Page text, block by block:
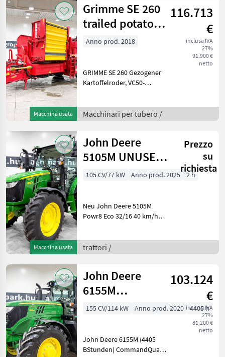
Macchina usata
Grimme SE 260
trailed potato
harvester, C50
116.713
€
inclusa IVA
27%
91.900 €
netto
Anno prod. 2018
GRIMME SE 260 Gezogener
Kartoffelroder, VC50-
Bunker,
Druckluftbremsanlage, 484
Gewicht: 11000 kg
Macchinari per tubero /
Macchina usata
John Deere
5105M UNUSED
Powr8 Eco 32/16
transmissio
Prezzo
su
richiesta
105 CV/77 kW Anno prod. 2025 2 h
Neu John Deere 5105M
Powr8 Eco 32/16 40 km/h
Hebelsteuerung,
luftgefederter Sitz,
ISOBUS Bauj
trattori /
John Deere
6155M
CommandQuad
km/h
transmission
103.124
€
inclusa IVA
27%
81.200 €
netto
155 CV/114 kW Anno prod. 2020 4405 h
John Deere 6155M (4405
BStunden) CommandQuad